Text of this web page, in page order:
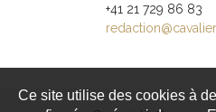
+41 21 729 86 83
Ce site utilise des cookies à